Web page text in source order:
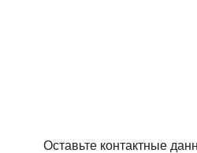
Оставьте контактные